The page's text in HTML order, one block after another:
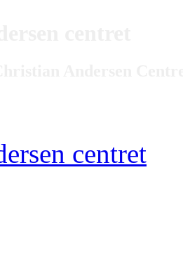
centret